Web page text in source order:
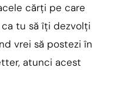
cărți pe care
tu să îți dezvolți
vrei să postezi în
atunci acest